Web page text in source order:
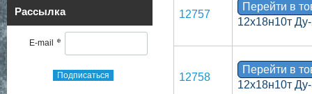
Рассылка
E-mail *
Подписаться
12757
Перейти в
12х18н10т
12758
Перейти в
12х18н10т